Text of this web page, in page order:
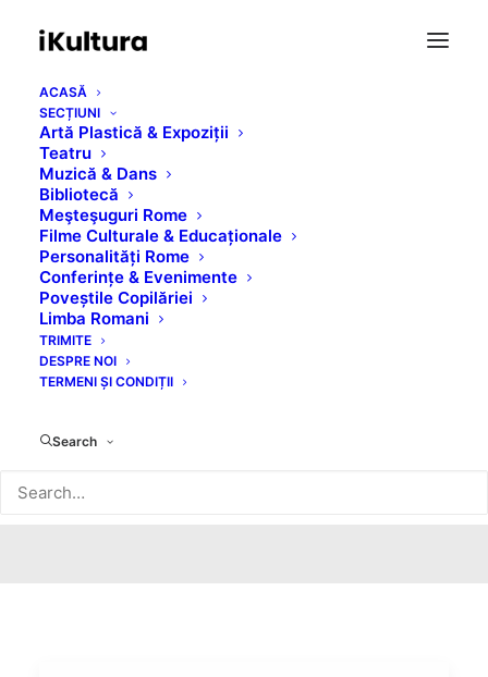
ACASĂ
SECȚIUNI
Artă Plastică & Expoziții
Teatru
Muzică & Dans
Bibliotecă
Meşteşuguri Rome
Filme Culturale & Educaționale
Personalități Rome
Conferințe & Evenimente
Poveștile Copilăriei
Limba Romani
TRIMITE
DESPRE NOI
TERMENI ȘI CONDIȚII
Search